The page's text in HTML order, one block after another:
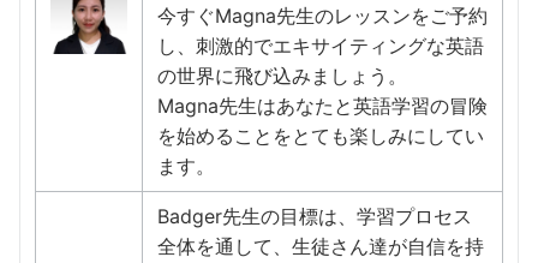
今すぐMagna先生のレッスンをご予約
し、刺激的でエキサイティングな英語
の世界に飛び込みましょう。
Magna先生はあなたと英語学習の冒険
を始めることをとても楽しみにしてい
ます。
Badger先生の目標は、学習プロセス
全体を通して、生徒さん達が自信を持